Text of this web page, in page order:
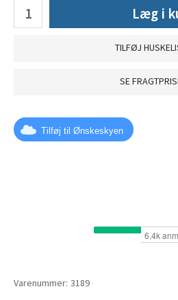
Læg i
TILFØJ
SE
Tilføj til Ønskeskyen
Varenummer: 3189